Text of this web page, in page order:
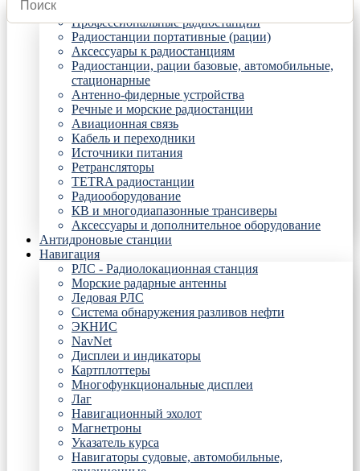
Радиостанции
Профессиональные радиостанции
Радиостанции портативные (рации)
Аксессуары к радиостанциям
Радиостанции, рации базовые, автомобильные,
стационарные
Антенно-фидерные устройства
Речные и морские радиостанции
Авиационная связь
Кабель и переходники
Источники питания
Ретрансляторы
TETRA радиостанции
Радиооборудование
КВ и многодиапазонные трансиверы
Аксессуары и дополнительное оборудование
Антидроновые станции
Навигация
РЛС - Радиолокационная станция
Морские радарные антенны
Ледовая РЛС
Система обнаружения разливов нефти
ЭКНИС
NavNet
Дисплеи и индикаторы
Картплоттеры
Многофункциональные дисплеи
Лаг
Навигационный эхолот
Магнетроны
Указатель курса
Навигаторы судовые, автомобильные,